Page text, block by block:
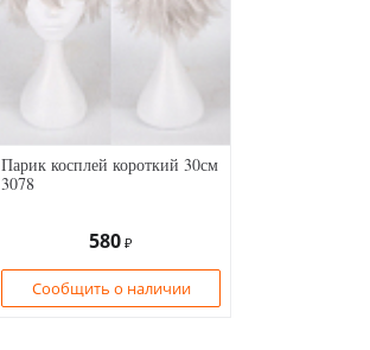
Парик косплей короткий 30см
3078
580 ₽
Сообщить о наличии